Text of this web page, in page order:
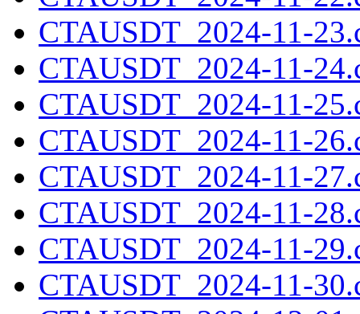
CTAUSDT_2024-11-
CTAUSDT_2024-11-
CTAUSDT_2024-11-
CTAUSDT_2024-11-
CTAUSDT_2024-11-
CTAUSDT_2024-11-
CTAUSDT_2024-11-
CTAUSDT_2024-11-